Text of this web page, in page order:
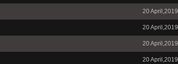
20 April,2019
20 April,2019
20 April,2019
20 April,2019